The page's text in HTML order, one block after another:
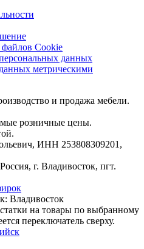
Cookie
данных
метрическими
и продажа мебели.
розничные цены.
ИНН 253808309201,
г. Владивосток, пгт.
Владивосток
на товары по выбранному
переключатель сверху.